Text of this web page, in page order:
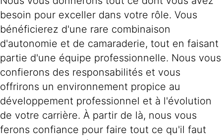
besoin pour exceller dans votre rôle. Vous
bénéficierez d'une rare combinaison
d'autonomie et de camaraderie, tout en faisant
partie d'une équipe professionnelle. Nous vous
confierons des responsabilités et vous
offrirons un environnement propice au
développement professionnel et à l'évolution
de votre carrière. À partir de là, nous vous
ferons confiance pour faire tout ce qu'il faut